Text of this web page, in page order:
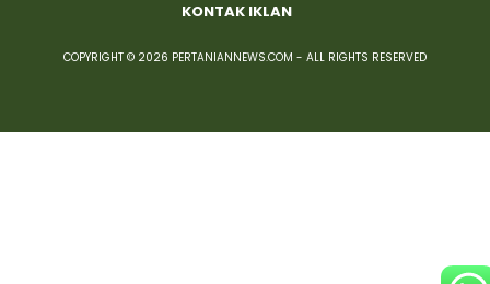
KONTAK IKLAN
COPYRIGHT © 2026 PERTANIANNEWS.COM - ALL RIGHTS RESERVED